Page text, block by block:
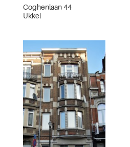
Coghenlaan 44
Ukkel